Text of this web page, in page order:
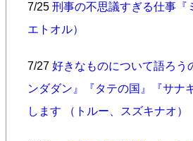
7/25 刑事の不思議すぎる仕事『
エトオル）
7/27 好きなものについて語ろう
ンダダン』『タテの国』『サナ
します （トルー、スズキナオ）